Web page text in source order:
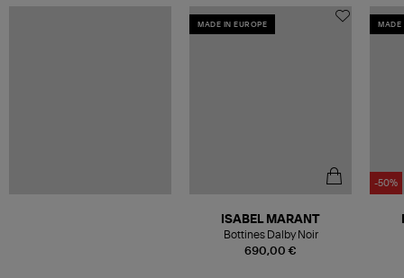
MADE IN EUROPE
690,00 €
ISABEL MARANT
Bottines Dalby Noir
MADE
-50%